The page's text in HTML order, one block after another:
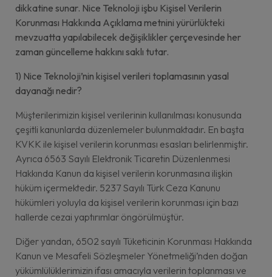
dikkatine sunar. Nice Teknoloji işbu Kişisel Verilerin
Korunması Hakkında Açıklama metnini yürürlükteki
mevzuatta yapılabilecek değişiklikler çerçevesinde her
zaman güncelleme hakkını saklı tutar.
1) Nice Teknoloji’nin kişisel verileri toplamasının yasal
dayanağı nedir?
Müşterilerimizin kişisel verilerinin kullanılması konusunda
çeşitli kanunlarda düzenlemeler bulunmaktadır. En başta
KVKK ile kişisel verilerin korunması esasları belirlenmiştir.
Ayrıca 6563 Sayılı Elektronik Ticaretin Düzenlenmesi
Hakkında Kanun da kişisel verilerin korunmasına ilişkin
hüküm içermektedir. 5237 Sayılı Türk Ceza Kanunu
hükümleri yoluyla da kişisel verilerin korunması için bazı
hallerde cezai yaptırımlar öngörülmüştür.
Diğer yandan, 6502 sayılı Tüketicinin Korunması Hakkında
Kanun ve Mesafeli Sözleşmeler Yönetmeliği’nden doğan
yükümlülüklerimizin ifası amacıyla verilerin toplanması ve